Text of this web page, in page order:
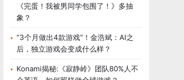
《完蛋！我被男同学包围了！》多抽
象？
“3个月做出4款游戏”！金浩斌：AI之
后，独立游戏会变成什么样？
Konami揭秘:《寂静岭》团队80%人不